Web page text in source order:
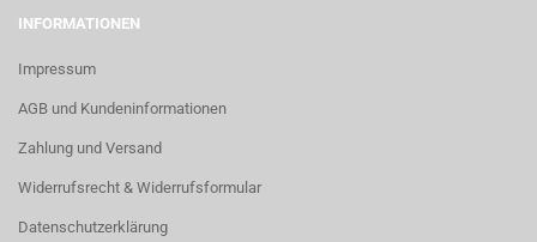
INFORMATIONEN
Impressum
AGB und Kundeninformationen
Zahlung und Versand
Widerrufsrecht & Widerrufsformular
Datenschutzerklärung